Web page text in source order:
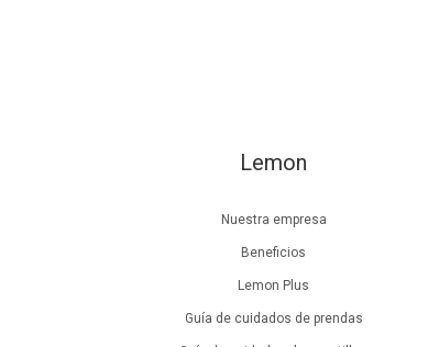
Lemon
Nuestra empresa
Beneficios
Lemon Plus
Guía de cuidados de prendas